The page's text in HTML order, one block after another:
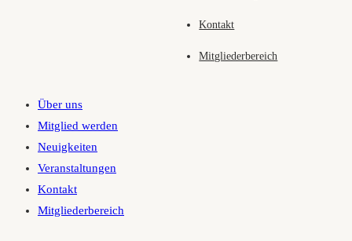
Kontakt
Mitgliederbereich
Über uns
Mitglied werden
Neuigkeiten
Veranstaltungen
Kontakt
Mitgliederbereich